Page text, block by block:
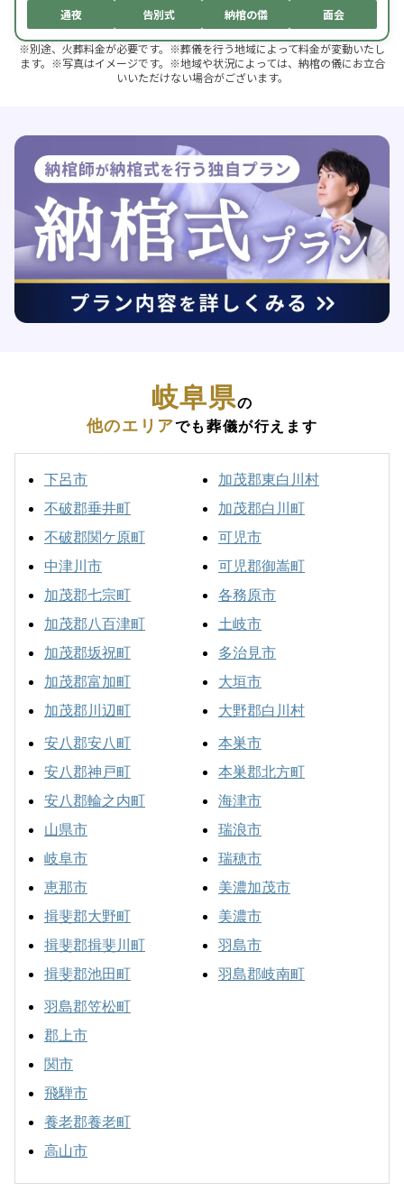
通夜 告別式 納棺の儀 面会
※別途、火葬料金が必要です。※葬儀を行う地域によって料金が変動いたし
ます。※写真はイメージです。※地域や状況によっては、納棺の儀にお立合
いいただけない場合がございます。
岐阜県の
他のエリアでも葬儀が行えます
下呂市
不破郡垂井町
不破郡関ケ原町
中津川市
加茂郡七宗町
加茂郡八百津町
加茂郡坂祝町
加茂郡富加町
加茂郡川辺町
加茂郡東白川村
加茂郡白川町
可児市
可児郡御嵩町
各務原市
土岐市
多治見市
大垣市
大野郡白川村
安八郡安八町
安八郡神戸町
安八郡輪之内町
山県市
岐阜市
恵那市
揖斐郡大野町
揖斐郡揖斐川町
揖斐郡池田町
本巣市
本巣郡北方町
海津市
瑞浪市
瑞穂市
美濃加茂市
美濃市
羽島市
羽島郡岐南町
羽島郡笠松町
郡上市
関市
飛騨市
養老郡養老町
高山市